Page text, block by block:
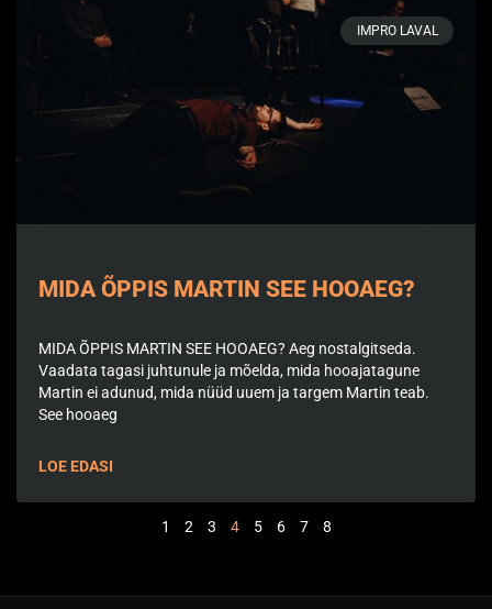
IMPRO LAVAL
MIDA ÕPPIS MARTIN SEE HOOAEG?
MIDA ÕPPIS MARTIN SEE HOOAEG? Aeg nostalgitseda.
Vaadata tagasi juhtunule ja mõelda, mida hooajatagune
Martin ei adunud, mida nüüd uuem ja targem Martin teab.
See hooaeg
LOE EDASI
1 2 3 4 5 6 7 8